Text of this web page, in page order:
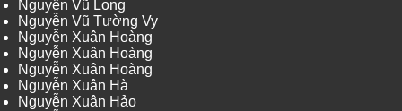
Nguyễn Vũ Long
Nguyễn Vũ Tường Vy
Nguyễn Xuân Hoàng
Nguyễn Xuân Hoàng
Nguyễn Xuân Hoàng
Nguyễn Xuân Hà
Nguyễn Xuân Hảo